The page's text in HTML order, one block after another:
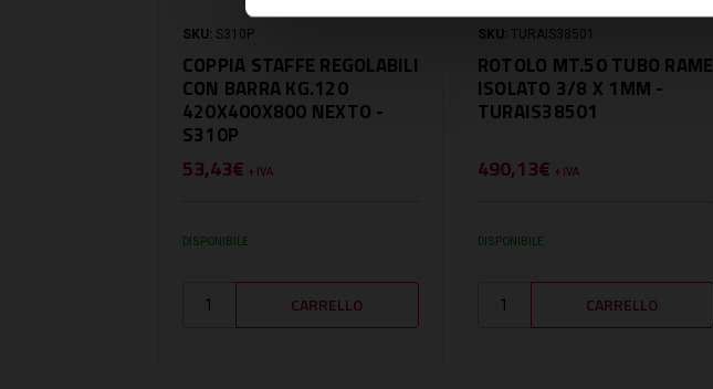
SKU: S310P
COPPIA STAFFE REGOLABILI
CON BARRA KG.120
420X400X800 NEXTO -
S310P
53,43€ + IVA
DISPONIBILE
SKU: TURAIS38501
ROTOLO MT.50 TUBO RAME
ISOLATO 3/8 X 1MM -
TURAIS38501
490,13€ + IVA
DISPONIBILE